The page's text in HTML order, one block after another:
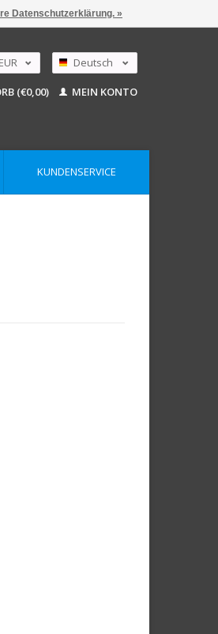
EUR
Deutsch
English
(€0,00) MEIN KONTO
KUNDENSERVICE
Datenschutzerklärung. »